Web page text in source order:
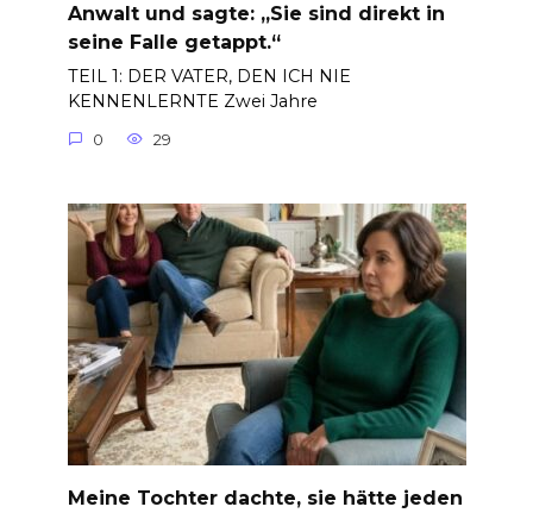
Anwalt und sagte: „Sie sind direkt in
seine Falle getappt.“
TEIL 1: DER VATER, DEN ICH NIE
KENNENLERNTE Zwei Jahre
0 29
Meine Tochter dachte, sie hätte jeden